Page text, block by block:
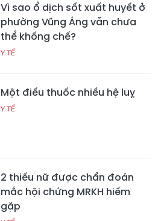
Vì sao ổ dịch sốt xuất huyết ở
phường Vũng Áng vẫn chưa
thể khống chế?
Y TẾ
Một điếu thuốc nhiều hệ luỵ
Y TẾ
2 thiếu nữ được chẩn đoán
mắc hội chứng MRKH hiếm
gặp